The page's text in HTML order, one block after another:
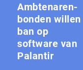
Amb­te­na­ren­
bon­den willen
ban op
software van
Palantir